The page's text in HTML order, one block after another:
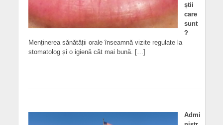
știi
care
sunt
?
Menținerea sănătății orale înseamnă vizite regulate la
stomatolog și o igienă cât mai bună. […]
Admi